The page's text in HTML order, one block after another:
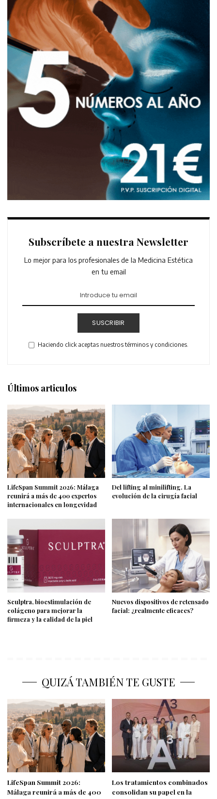
Subscríbete a nuestra Newsletter
Lo mejor para los profesionales de la Medicina Estética
en tu email
SUSCRIBIR
Haciendo click aceptas nuestros términos y condiciones.
Últimos articulos
LifeSpan Summit 2026: Málaga
reunirá a más de 400 expertos
internacionales en longevidad
Del lifting al minilifting. La
evolución de la cirugía facial
Sculptra, bioestimulación de
colágeno para mejorar la
firmeza y la calidad de la piel
Nuevos dispositivos de retensado
facial: ¿realmente eficaces?
QUIZÁ TAMBIÉN TE GUSTE
LifeSpan Summit 2026:
Málaga reunirá a más de 400
Los tratamientos combinados
consolidan su papel en la